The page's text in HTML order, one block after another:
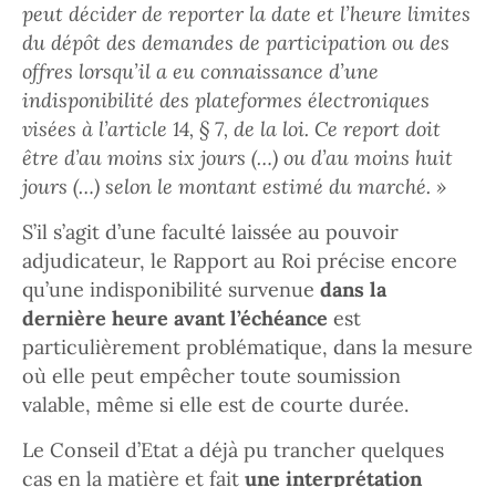
peut décider de reporter la date et l’heure limites
du dépôt des demandes de participation ou des
offres lorsqu’il a eu connaissance d’une
indisponibilité des plateformes électroniques
visées à l’article 14, § 7, de la loi. Ce report doit
être d’au moins six jours (…) ou d’au moins huit
jours (…) selon le montant estimé du marché. »
S’il s’agit d’une faculté laissée au pouvoir
adjudicateur, le Rapport au Roi précise encore
qu’une indisponibilité survenue dans la
dernière heure avant l’échéance est
particulièrement problématique, dans la mesure
où elle peut empêcher toute soumission
valable, même si elle est de courte durée.
Le Conseil d’Etat a déjà pu trancher quelques
cas en la matière et fait une interprétation